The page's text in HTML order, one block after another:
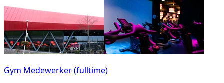
Gym Medewerker (fulltime)